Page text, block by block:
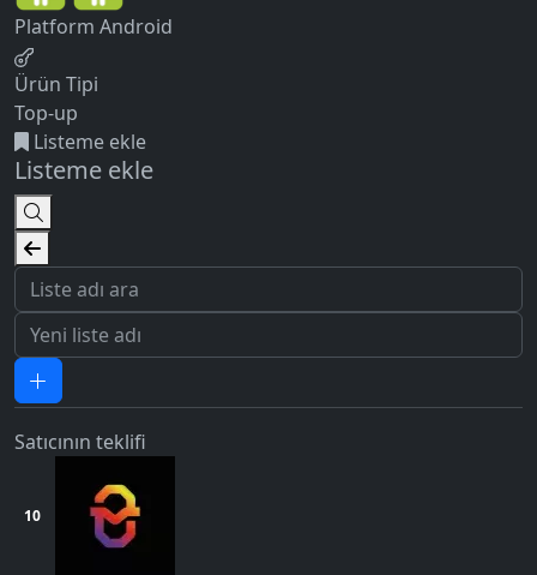
Platform Android
Ürün Tipi
Top-up
Listeme ekle
Listeme ekle
Satıcının teklifi
10